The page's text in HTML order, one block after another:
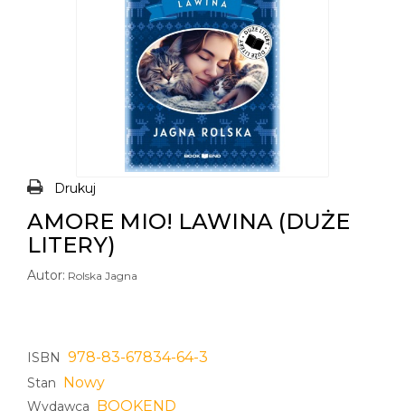
Drukuj
AMORE MIO! LAWINA (DUŻE
LITERY)
Autor: Rolska Jagna
ISBN 978-83-67834-64-3
Stan Nowy
Wydawca BOOKEND